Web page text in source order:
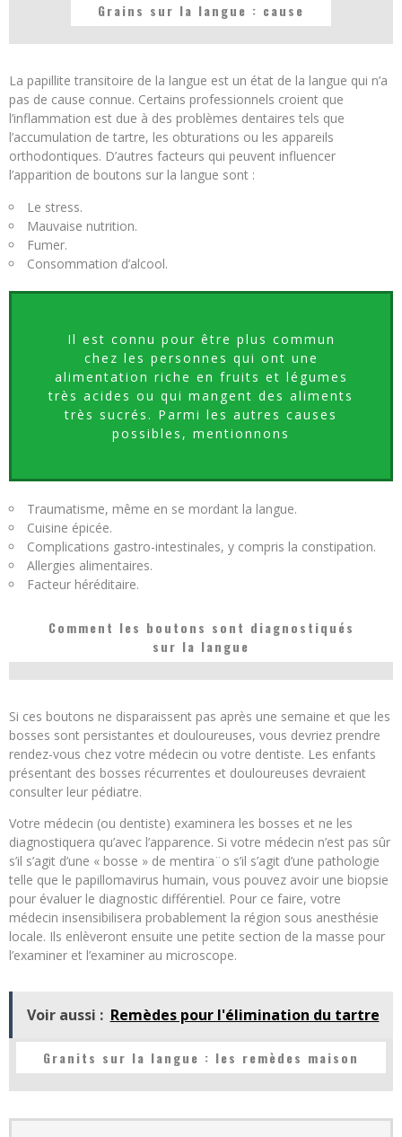
Grains sur la langue : cause
La papillite transitoire de la langue est un état de la langue qui n’a
pas de cause connue. Certains professionnels croient que
l’inflammation est due à des problèmes dentaires tels que
l’accumulation de tartre, les obturations ou les appareils
orthodontiques. D’autres facteurs qui peuvent influencer
l’apparition de boutons sur la langue sont :
Le stress.
Mauvaise nutrition.
Fumer.
Consommation d’alcool.
Il est connu pour être plus commun
chez les personnes qui ont une
alimentation riche en fruits et légumes
très acides ou qui mangent des aliments
très sucrés. Parmi les autres causes
possibles, mentionnons
Traumatisme, même en se mordant la langue.
Cuisine épicée.
Complications gastro-intestinales, y compris la constipation.
Allergies alimentaires.
Facteur héréditaire.
Comment les boutons sont diagnostiqués
sur la langue
Si ces boutons ne disparaissent pas après une semaine et que les
bosses sont persistantes et douloureuses, vous devriez prendre
rendez-vous chez votre médecin ou votre dentiste. Les enfants
présentant des bosses récurrentes et douloureuses devraient
consulter leur pédiatre.
Votre médecin (ou dentiste) examinera les bosses et ne les
diagnostiquera qu’avec l’apparence. Si votre médecin n’est pas sûr
s’il s’agit d’une « bosse » de mentira¨o s’il s’agit d’une pathologie
telle que le papillomavirus humain, vous pouvez avoir une biopsie
pour évaluer le diagnostic différentiel. Pour ce faire, votre
médecin insensibilisera probablement la région sous anesthésie
locale. Ils enlèveront ensuite une petite section de la masse pour
l’examiner et l’examiner au microscope.
Voir aussi : Remèdes pour l'élimination du tartre
Granits sur la langue : les remèdes maison